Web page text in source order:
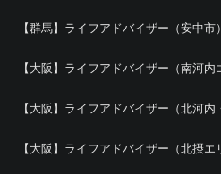
【群馬】ライフアドバイザー（安中市）
【大阪】ライフアドバイザー（南河内
【大阪】ライフアドバイザー（北河内
【大阪】ライフアドバイザー（北摂エ